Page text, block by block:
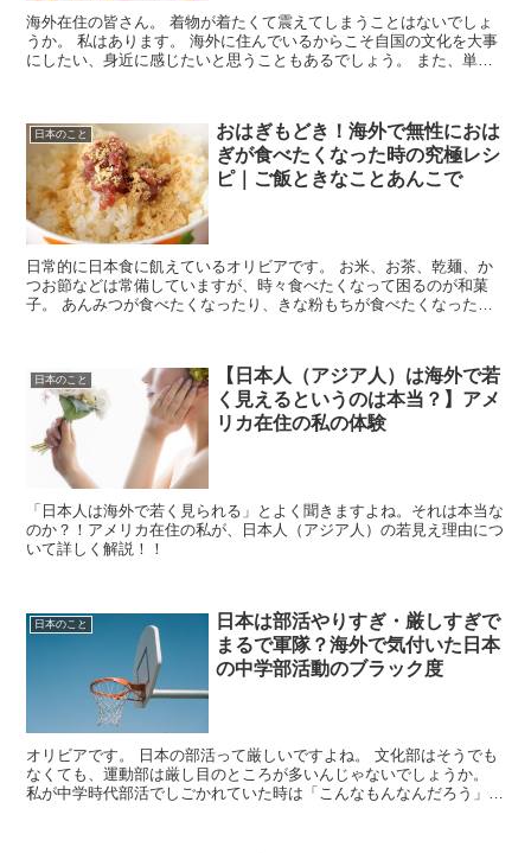
海外在住の皆さん。 着物が着たくて震えてしまうことはないでしょ
うか。 私はあります。 海外に住んでいるからこそ自国の文化を大事
にしたい、身近に感じたいと思うこともあるでしょう。 また、単純
日本のこと
おはぎもどき！海外で無性におは
ぎが食べたくなった時の究極レシ
ピ｜ご飯ときなことあんこで
日常的に日本食に飢えているオリビアです。 お米、お茶、乾麺、か
つお節などは常備していますが、時々食べたくなって困るのが和菓
子。 あんみつが食べたくなったり、きな粉もちが食べたくなった
日本のこと
【日本人（アジア人）は海外で若
く見えるというのは本当？】アメ
リカ在住の私の体験
「日本人は海外で若く見られる」とよく聞きますよね。それは本当な
のか？！アメリカ在住の私が、日本人（アジア人）の若見え理由につ
いて詳しく解説！！
日本のこと
日本は部活やりすぎ・厳しすぎで
まるで軍隊？海外で気付いた日本
の中学部活動のブラック度
オリビアです。 日本の部活って厳しいですよね。 文化部はそうでも
なくても、運動部は厳し目のところが多いんじゃないでしょうか。
私が中学時代部活でしごかれていた時は「こんなもんなんだろう」と